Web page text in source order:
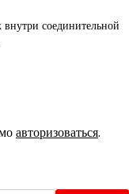
соединительной
авторизоваться.